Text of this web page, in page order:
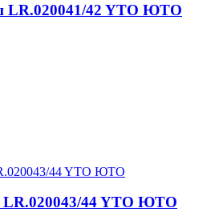
LR.020041/42 YTO ЮТО
44 YTO ЮТО